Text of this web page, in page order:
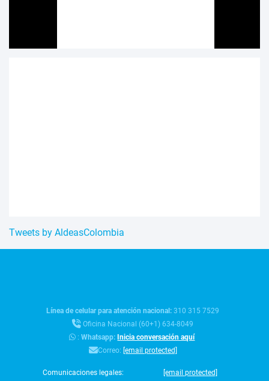
Tweets by AldeasColombia
Línea de celular para atención nacional:310 315 7529
Oficina Nacional (60+1) 634-8049
:Whatsapp:Inicia conversación aquí
Correo: [email protected]
Comunicaciones legales: [email protected]